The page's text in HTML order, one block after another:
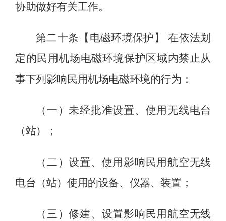
协助做好有关工作。
第二十条【电磁环境保护 】
在依法划
定的民用机场电磁环境保护区域内禁止从
事下列 影响民用机场电磁环境的行为 ：
（一）未经批准设置、使用无线电台
（站）；
（二）设置、使用影响民用航空无线
电台（站）使用的设备、仪器、装置；
（三）修建、设置影响民用航空无线